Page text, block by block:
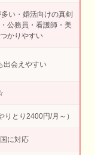
い・婚活向けの真剣
公務員・看護師・美
かりやすい
出会えやすい
りとり2400円/月～）
に対応